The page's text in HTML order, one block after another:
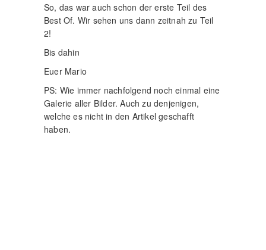
So, das war auch schon der erste Teil des
Best Of. Wir sehen uns dann zeitnah zu Teil
2!
Bis dahin
Euer Mario
PS: Wie immer nachfolgend noch einmal eine
Galerie aller Bilder. Auch zu denjenigen,
welche es nicht in den Artikel geschafft
haben.